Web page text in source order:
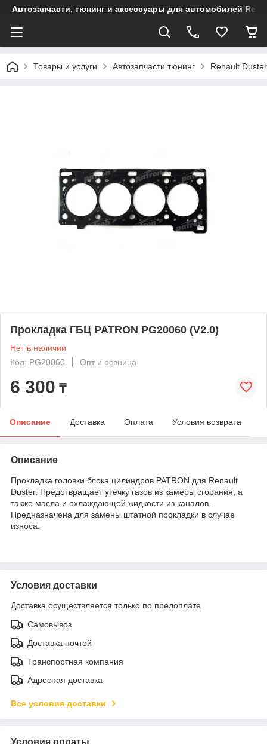
Автозапчасти, тюнинг и аксессуары для автомобилей
Товары и услуги Автозапчасти тюнинг Renault Duster
Прокладка ГБЦ PATRON PG20060 (V2.0)
Нет в наличии
Код: PG20060
Опт и розница
6 300 ₸
Описание Доставка Оплата Условия возврата
Описание
Прокладка головки блока цилиндров PATRON для Renault
Duster. Предотвращает утечку газов из камеры сгорания, а
также масла и охлаждающей жидкости из каналов.
Предназначена для замены штатной прокладки в случае
износа.
Условия доставки
Доставка осуществляется только по предоплате.
Самовывоз
Доставка почтой
Транспортная компания
Адресная доставка
Все условия доставки
Условия оплаты